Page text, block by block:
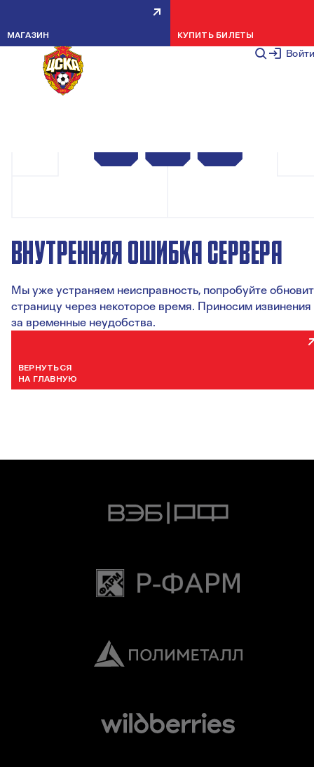
Войти
МАГАЗИН КУПИТЬ БИЛЕТЫ
ВНУТРЕННЯЯ ОШИБКА СЕРВЕРА
Мы уже устраняем неисправность, попробуйте
страницу через некоторое время. Приносим извинения
за временные неудобства.
ВЕРНУТЬСЯ
НА ГЛАВНУЮ